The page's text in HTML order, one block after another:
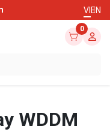
VIEN
0
WDDM